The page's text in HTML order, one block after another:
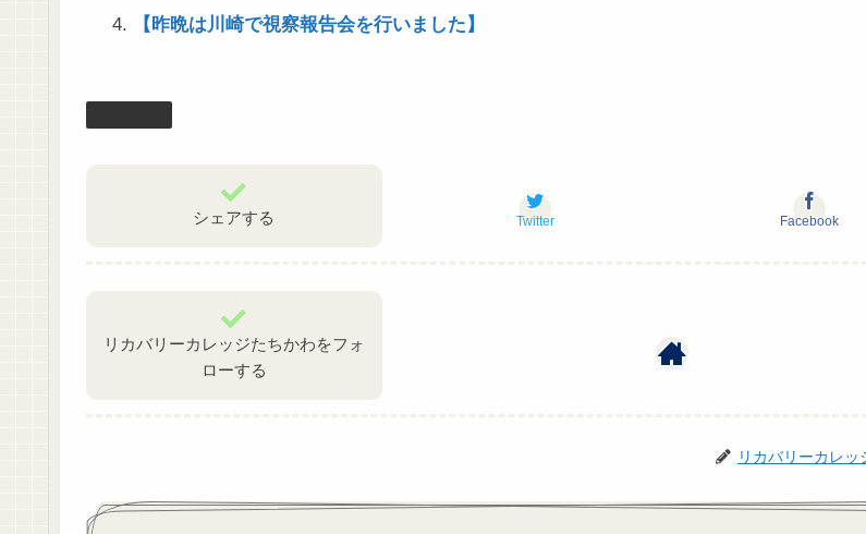
【昨晩は川崎で視察報告会を行いました】
シェアする Twitter Facebook
リカバリーカレッジたちかわをフォ
ローする
リカバリーカレッ